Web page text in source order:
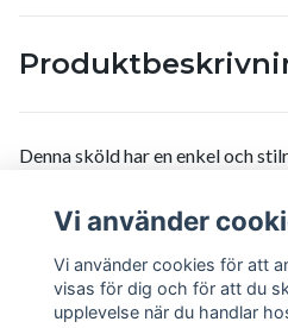
Denna sköld har en enkel och
Vi använder
Vi använder cookies för att
visas för dig och för att du
upplevelse när du handlar